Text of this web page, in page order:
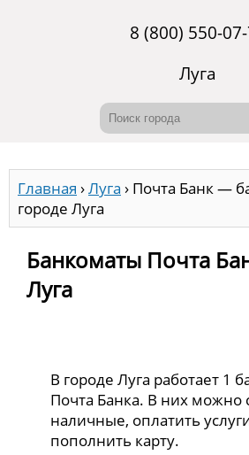
8 (800) 550-
Луга
Главная ›Луга › Почта Банк —
городе Луга
Банкоматы Почта
Луга
В городе Луга работает 1
Почта Банка. В них можно
наличные, оплатить
пополнить карту.